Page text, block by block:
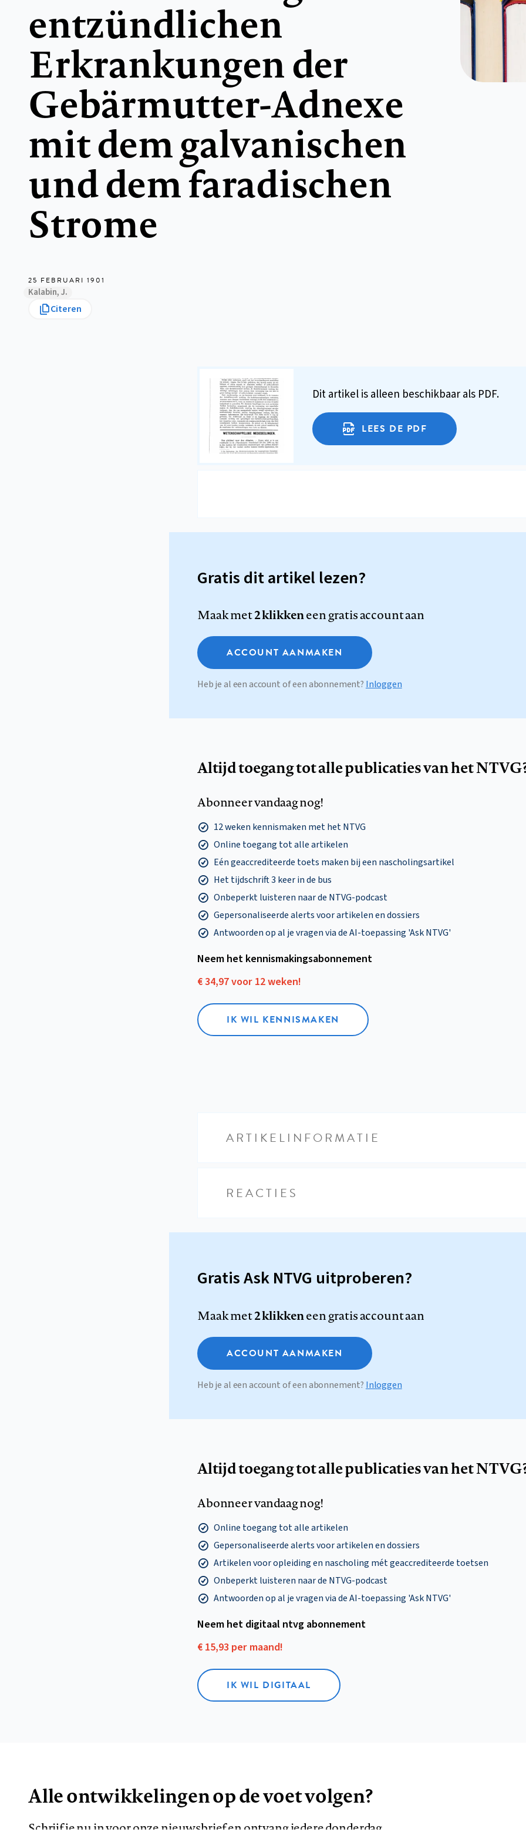
entzündlichen
Erkrankungen der
Gebärmutter-Adnexe
mit dem galvanischen
und dem faradischen
Strome
25 FEBRUARI 1901
Kalabin, J.
Citeren
Dit artikel is alleen beschikbaar als PDF.
LEES DE PDF
Gratis dit artikel lezen?
Maak met2 klikkeneen gratis account aan
ACCOUNT AANMAKEN
Heb je al een account of een abonnement? Inloggen
Altijd toegang tot alle publicaties van het
Abonneer vandaag nog!
12 weken kennismaken met het NTVG
Online toegang tot alle artikelen
Eén geaccrediteerde toets maken bij een nascholingsartikel
Het tijdschrift 3 keer in de bus
Onbeperkt luisteren naar de NTVG-podcast
Gepersonaliseerde alerts voor artikelen en dossiers
Antwoorden op al je vragen via de AI-toepassing 'Ask NTVG'
Neem het kennismakings­abonnement
€ 34,97 voor 12 weken!
IK WIL KENNISMAKEN
ARTIKELINFORMATIE
REACTIES
Gratis Ask NTVG uitproberen?
Maak met2 klikkeneen gratis account aan
ACCOUNT AANMAKEN
Heb je al een account of een abonnement? Inloggen
Altijd toegang tot alle publicaties van het
Abonneer vandaag nog!
Online toegang tot alle artikelen
Gepersonaliseerde alerts voor artikelen en dossiers
Artikelen voor opleiding en nascholing mét geaccrediteerde toetsen
Onbeperkt luisteren naar de NTVG-podcast
Antwoorden op al je vragen via de AI-toepassing 'Ask NTVG'
Neem het digitaal ntvg abonnement
€ 15,93 per maand!
IK WIL DIGITAAL
Alle ontwikkelingen op de voet volgen?
Schrijf je nu in voor onze nieuwsbrief en ontvang iedere donderdag